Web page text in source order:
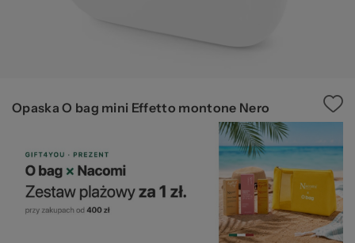
Opaska O bag mini Effetto montone Nero